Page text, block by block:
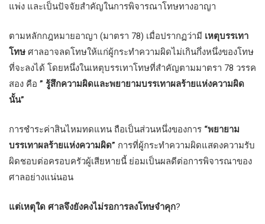
แพ่ง และเป็นปัจจัยสำคัญในการพิจารณาโทษทางอาญา
ตามหลักกฎหมายอาญา (มาตรา 78) เมื่อปรากฏว่ามี เหตุบรรเทา
โทษ ศาลอาจลดโทษให้แก่ผู้กระทำความผิดไม่เกินกึ่งหนึ่งของโทษ
ที่จะลงได้ โดยหนึ่งในเหตุบรรเทาโทษที่สำคัญตามมาตรา 78 วรรค
สอง คือ ” รู้สึกความผิดและพยายามบรรเทาผลร้ายแห่งความผิด
นั้น”
การชำระค่าสินไหมทดแทน ถือเป็นส่วนหนึ่งของการ “พยายาม
บรรเทาผลร้ายแห่งความผิด” การที่ผู้กระทำความผิดแสดงความรับ
ผิดชอบต่อครอบครัวผู้เสียหายนี้ ย่อมเป็นผลดีต่อการพิจารณาของ
ศาลอย่างแน่นอน
แต่เหตุใด ศาลจึงยังคงไม่รอการลงโทษจำคุก?